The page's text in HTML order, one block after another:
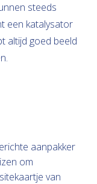
steeds
een katalysator
altijd goed beeld
aanpakker
om
van